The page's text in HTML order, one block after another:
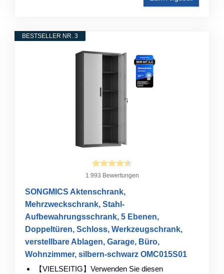
BESTSELLER NR. 3
1.993 Bewertungen
SONGMICS Aktenschrank,
Mehrzweckschrank, Stahl-
Aufbewahrungsschrank, 5 Ebenen,
Doppeltüren, Schloss, Werkzeugschrank,
verstellbare Ablagen, Garage, Büro,
Wohnzimmer, silbern-schwarz OMC015S01
【VIELSEITIG】Verwenden Sie diesen